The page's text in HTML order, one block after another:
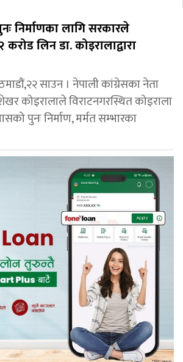
निर्माणका लागि सरकारले
लिन डा. कोइरालाद्वारा
साउन । नेपाली कांग्रेसका नेता
कोइरालाले विराटनगरस्थित कोइराला
पुनः निर्माण, मर्मत सम्भारका